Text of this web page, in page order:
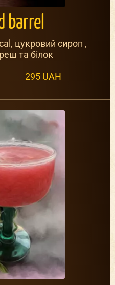
barrel
цукровий сироп ,
та білок
295 UAH